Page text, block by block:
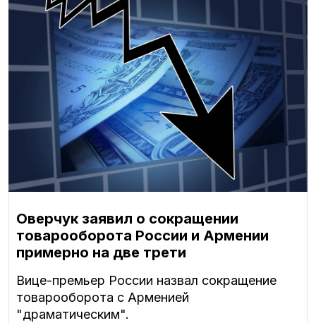
Оверчук заявил о сокращении
товарооборота России и Армении
примерно на две трети
Вице-премьер России назвал сокращение
товарооборота с Арменией
"драматическим".